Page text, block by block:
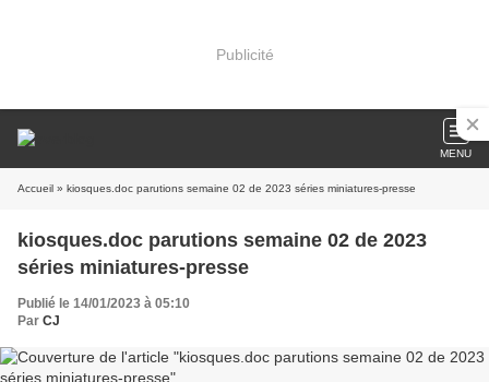
Publicité
MENU
Accueil » kiosques.doc parutions semaine 02 de 2023 séries miniatures-presse
kiosques.doc parutions semaine 02 de 2023
séries miniatures-presse
Publié le 14/01/2023 à 05:10
Par CJ